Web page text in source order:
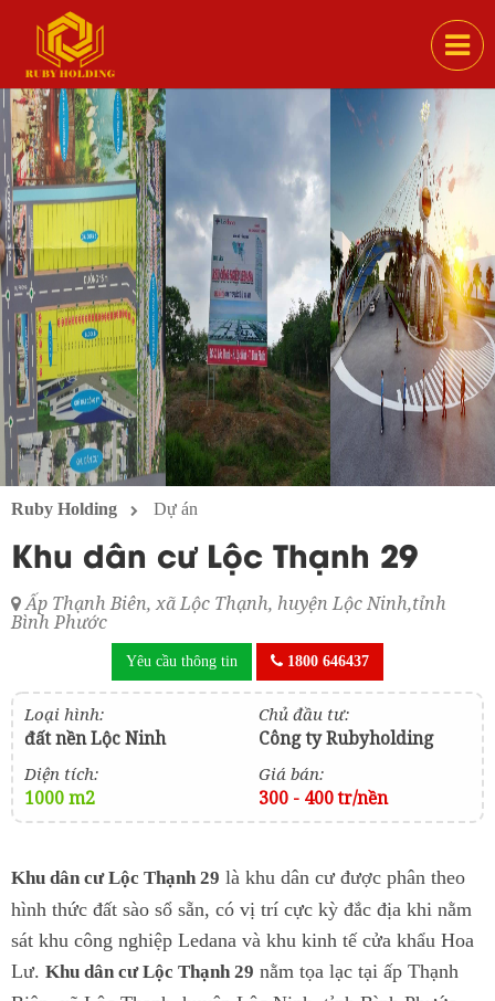
Ruby Holding Dự án
Khu dân cư Lộc Thạnh 29
Ấp Thạnh Biên, xã Lộc Thạnh, huyện Lộc Ninh,tỉnh
Bình Phước
Yêu cầu thông tin 1800 646437
Loại hình:
đất nền Lộc Ninh
Chủ đầu tư:
Công ty Rubyholding
Diện tích:
1000 m2
Giá bán:
300 - 400 tr/nền
Khu dân cư Lộc Thạnh 29 là khu dân cư được phân theo
hình thức đất sào sổ sẵn, có vị trí cực kỳ đắc địa khi nằm
sát khu công nghiệp Ledana và khu kinh tế cửa khẩu Hoa
Lư. Khu dân cư Lộc Thạnh 29 nằm tọa lạc tại ấp Thạnh